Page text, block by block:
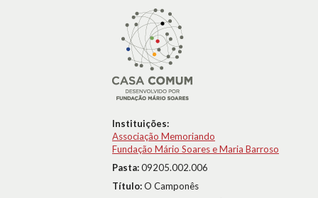
Instituições:
Associação Memoriando
Fundação Mário Soares e Maria Barroso
Pasta:09205.002.006
Título:O Camponês